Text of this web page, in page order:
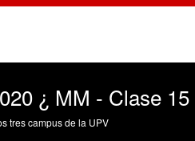
¿ MM - Clase
tres campus de la UPV